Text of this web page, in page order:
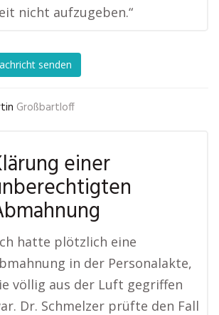
nicht aufzugeben.“
senden
Großbartloff
einer
hatte plötzlich eine
in der Personalakte,
völlig aus der Luft gegriffen
Dr. Schmelzer prüfte den Fall